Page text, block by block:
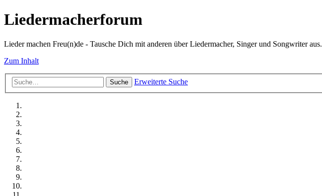
Liedermacherforum
Lieder machen Freu(n)de - Tausche Dich mit anderen über Liedermacher, Singer und Songwriter aus.
Zum Inhalt
Suche Erweiterte Suche